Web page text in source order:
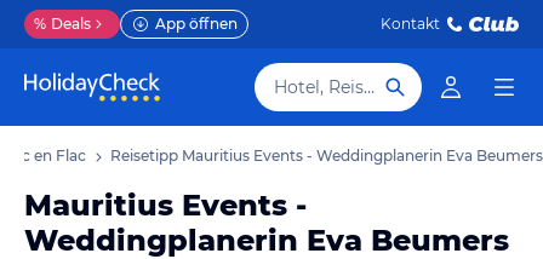
% Deals App öffnen Kontakt
Hotel, Reiseziel
Flic en Flac Reisetipp Mauritius Events - Weddingplanerin Eva Beumers
Mauritius Events -
Weddingplanerin Eva Beumers